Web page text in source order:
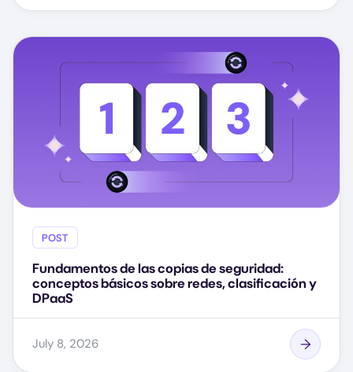
POST
Fundamentos de las copias de seguridad:
conceptos básicos sobre redes, clasificación y
DPaaS
July 8, 2026